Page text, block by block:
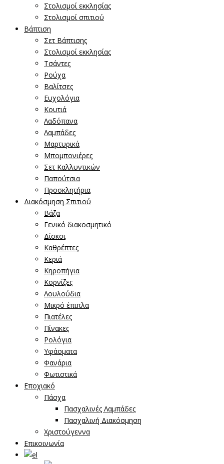
Στολισμοί εκκλησίας
Στολισμοί σπιτιού
Βάπτιση
Σετ Βάπτισης
Στολισμοί εκκλησίας
Τσάντες
Ρούχα
Βαλίτσες
Ευχολόγια
Κουτιά
Λαδόπανα
Λαμπάδες
Μαρτυρικά
Μπομπονιέρες
Σετ Καλλυντικών
Παπούτσια
Προσκλητήρια
Διακόσμηση Σπιτιού
Βάζα
Γενικό διακοσμητικό
Δίσκοι
Καθρέπτες
Κεριά
Κηροπήγια
Κορνίζες
Λουλούδια
Μικρό έπιπλα
Πιατέλες
Πίνακες
Ρολόγια
Υφάσματα
Φανάρια
Φωτιστικά
Εποχιακό
Πάσχα
Πασχαλινές Λαμπάδες
Πασχαλινή Διακόσμηση
Χριστούγεννα
Επικοινωνία